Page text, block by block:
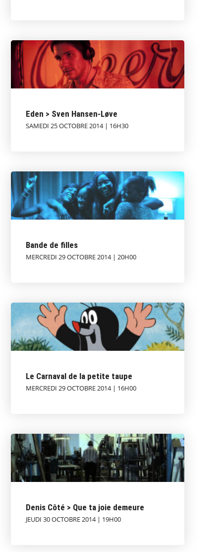
Eden > Sven Hansen-Løve
SAMEDI 25 OCTOBRE 2014 | 16H30
Bande de filles
MERCREDI 29 OCTOBRE 2014 | 20H00
Le Carnaval de la petite taupe
MERCREDI 29 OCTOBRE 2014 | 16H00
Denis Côté > Que ta joie demeure
JEUDI 30 OCTOBRE 2014 | 19H00